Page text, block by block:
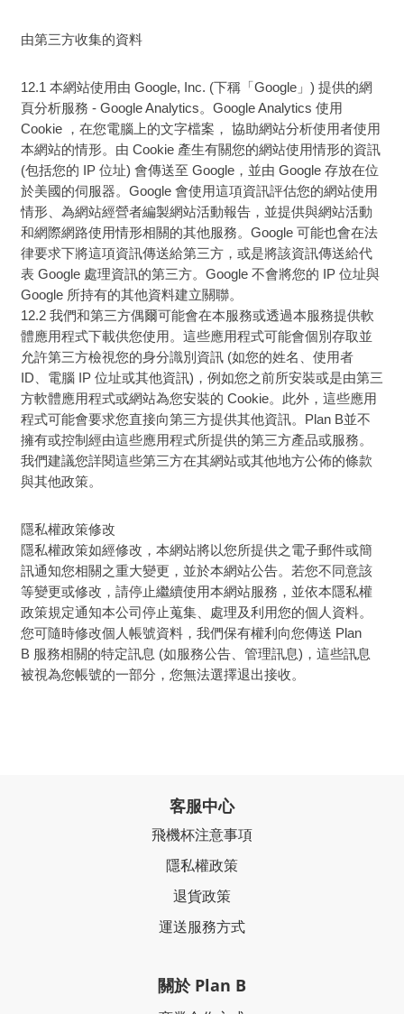
由第三方收集的資料
12.1 本網站使用由 Google, Inc. (下稱「Google」) 提供的網
頁分析服務 - Google Analytics。Google Analytics 使用
Cookie ，在您電腦上的文字檔案， 協助網站分析使用者使用
本網站的情形。由 Cookie 產生有關您的網站使用情形的資訊
(包括您的 IP 位址) 會傳送至 Google，並由 Google 存放在位
於美國的伺服器。Google 會使用這項資訊評估您的網站使用
情形、為網站經營者編製網站活動報告，並提供與網站活動
和網際網路使用情形相關的其他服務。Google 可能也會在法
律要求下將這項資訊傳送給第三方，或是將該資訊傳送給代
表 Google 處理資訊的第三方。Google 不會將您的 IP 位址與
Google 所持有的其他資料建立關聯。
12.2 我們和第三方偶爾可能會在本服務或透過本服務提供軟
體應用程式下載供您使用。這些應用程式可能會個別存取並
允許第三方檢視您的身分識別資訊 (如您的姓名、使用者
ID、電腦 IP 位址或其他資訊)，例如您之前所安裝或是由第三
方軟體應用程式或網站為您安裝的 Cookie。此外，這些應用
程式可能會要求您直接向第三方提供其他資訊。 Plan B並不
擁有或控制經由這些應用程式所提供的第三方產品或服務。
我們建議您詳閱這些第三方在其網站或其他地方公佈的條款
與其他政策。
隱私權政策修改
隱私權政策如經修改，本網站將以您所提供之電子郵件或簡
訊通知您相關之重大變更，並於本網站公告。若您不同意該
等變更或修改，請停止繼續使用本網站服務，並依本隱私權
政策規定通知本公司停止蒐集、處理及利用您的個人資料。
您可隨時修改個人帳號資料，我們保有權利向您傳送 Plan
B 服務相關的特定訊息 (如服務公告、管理訊息)，這些訊息
被視為您帳號的一部分，您無法選擇退出接收。
客服中心
飛機杯注意事項
隱私權政策
退貨政策
運送服務方式
關於 Plan B